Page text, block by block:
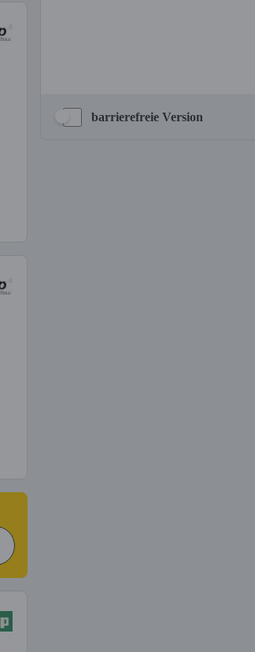
barrierefreie Version